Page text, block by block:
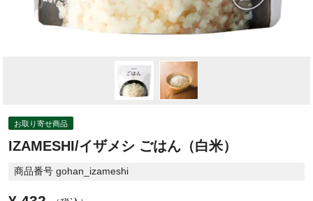
お取り寄せ商品
IZAMESHI/イザメシ ごはん（白米）
商品番号 gohan_izameshi